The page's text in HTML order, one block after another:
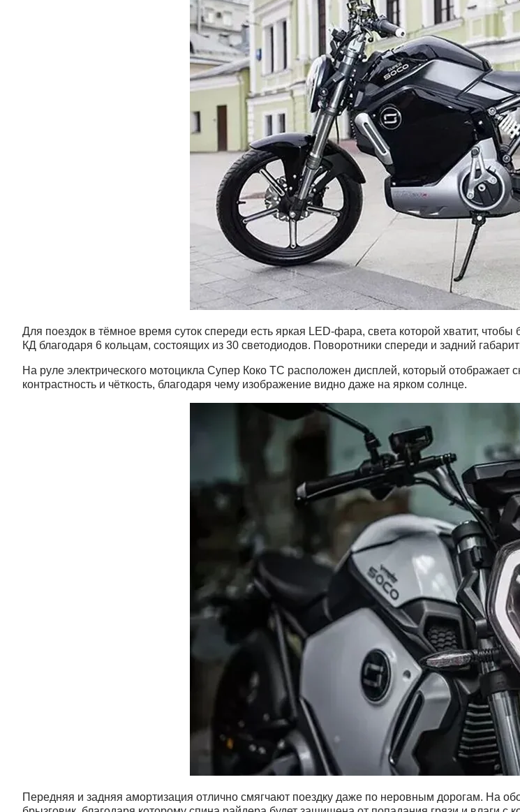
Для поездок в тёмное время суток спереди есть яркая LED-фара, света которой хватит,
КД благодаря 6 кольцам, состоящих из 30 светодиодов. Поворотники спереди и задний
На руле электрического мотоцикла Супер Коко ТС расположен дисплей, который отображает
контрастность и чёткость, благодаря чему изображение видно даже на ярком солнце.
Передняя и задняя амортизация отлично смягчают поездку даже по неровным дорогам. На